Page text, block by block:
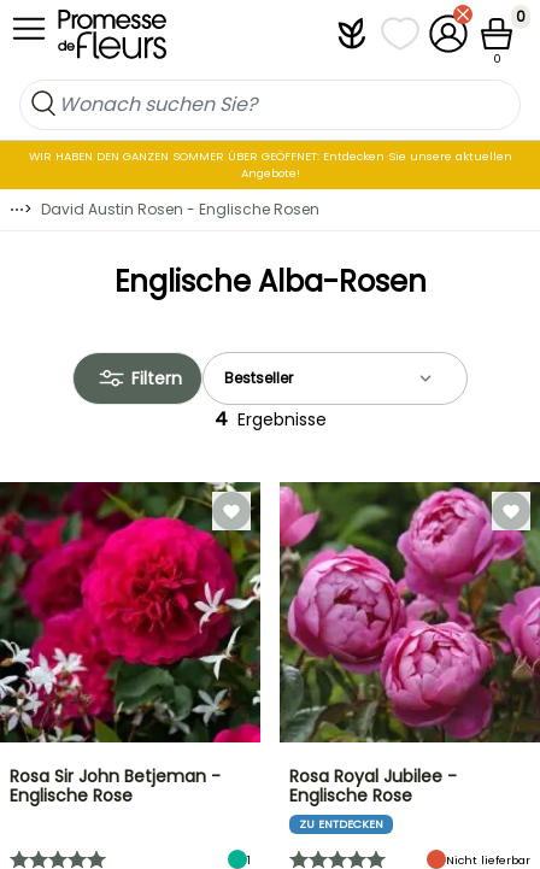
Zum Inhalt springen PlantfitMeineMein Konto
0
0
WIR HABEN DEN GANZEN SOMMER ÜBER GEÖFFNET: Entdecken Sie unsere aktuellen
Angebote!
⋯> David Austin Rosen - Englische Rosen
Englische Alba-Rosen
Filtern
4 Ergebnisse
Rosa Sir John Betjeman -
Englische Rose
1
Rosa Royal Jubilee -
Englische Rose
ZU ENTDECKEN
Nicht lieferbar